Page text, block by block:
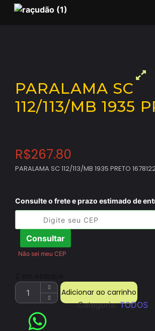
PARALAMA SC
112/113/MB 1935
R$267.80
PARALAMA SC 112/113/MB 1935 PRETO
Consulte o frete e prazo estimado de
Consultar
Não sei meu CEP
Adicionar ao carrinho
Categoria:TODOS